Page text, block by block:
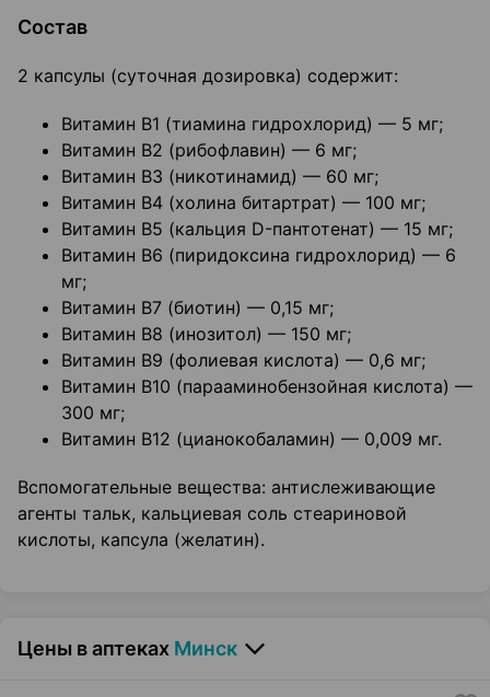
Состав
2 капсулы (суточная дозировка) содержит:
Витамин В1 (тиамина гидрохлорид) — 5 мг;
Витамин В2 (рибофлавин) — 6 мг;
Витамин В3 (никотинамид) — 60 мг;
Витамин В4 (холина битартрат) — 100 мг;
Витамин В5 (кальция D-пантотенат) — 15 мг;
Витамин В6 (пиридоксина гидрохлорид) — 6
мг;
Витамин В7 (биотин) — 0,15 мг;
Витамин В8 (инозитол) — 150 мг;
Витамин В9 (фолиевая кислота) — 0,6 мг;
Витамин В10 (парааминобензойная кислота) —
300 мг;
Витамин В12 (цианокобаламин) — 0,009 мг.
Вспомогательные вещества: антислеживающие
агенты тальк, кальциевая соль стеариновой
кислоты, капсула (желатин).
Цены в аптеках Минск